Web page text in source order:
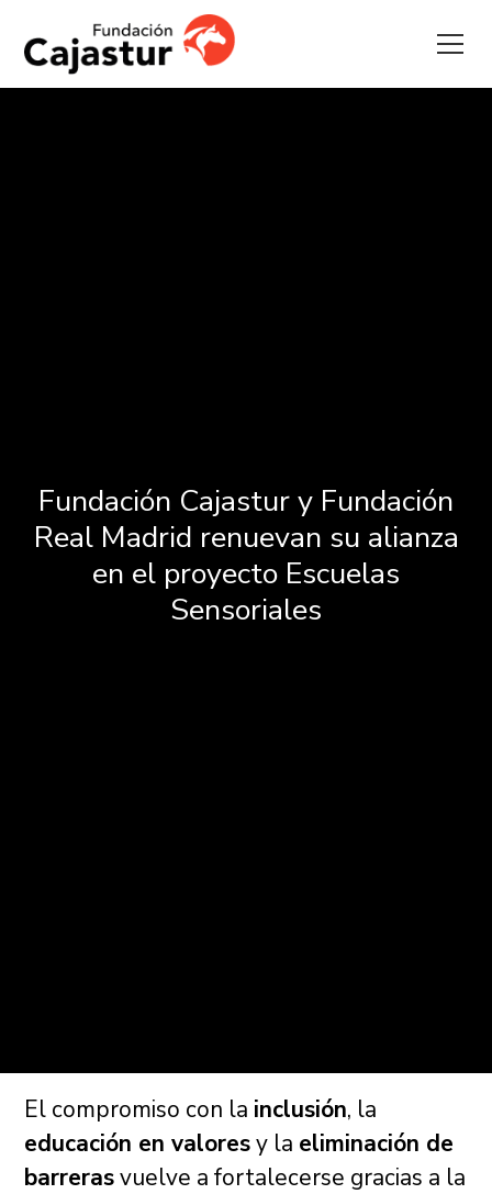
Fundación Cajastur y Fundación
Real Madrid renuevan su alianza
en el proyecto Escuelas
Sensoriales
El compromiso con la inclusión, la
educación en valoresy la eliminación de
barrerasvuelve a fortalecerse gracias a la